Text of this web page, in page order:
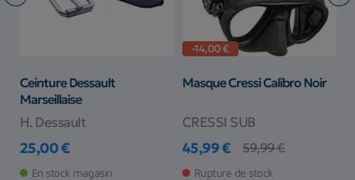
Ceinture Dessault
Marseillaise
H. Dessault
Prix
25,00 €
En stock magasin
-14,00 €
Masque Cressi Calibro Noir
CRESSI SUB
Prix
45,99 €
Prix de base
59,99 €
Rupture de stock